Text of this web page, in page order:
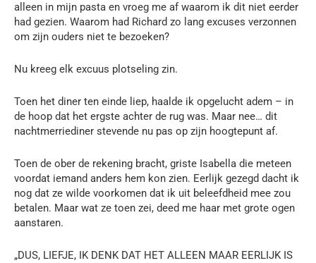
alleen in mijn pasta en vroeg me af waarom ik dit niet eerder
had gezien. Waarom had Richard zo lang excuses verzonnen
om zijn ouders niet te bezoeken?
Nu kreeg elk excuus plotseling zin.
Toen het diner ten einde liep, haalde ik opgelucht adem – in
de hoop dat het ergste achter de rug was. Maar nee… dit
nachtmerriediner stevende nu pas op zijn hoogtepunt af.
Toen de ober de rekening bracht, griste Isabella die meteen
voordat iemand anders hem kon zien. Eerlijk gezegd dacht ik
nog dat ze wilde voorkomen dat ik uit beleefdheid mee zou
betalen. Maar wat ze toen zei, deed me haar met grote ogen
aanstaren.
„DUS, LIEFJE, IK DENK DAT HET ALLEEN MAAR EERLIJK IS